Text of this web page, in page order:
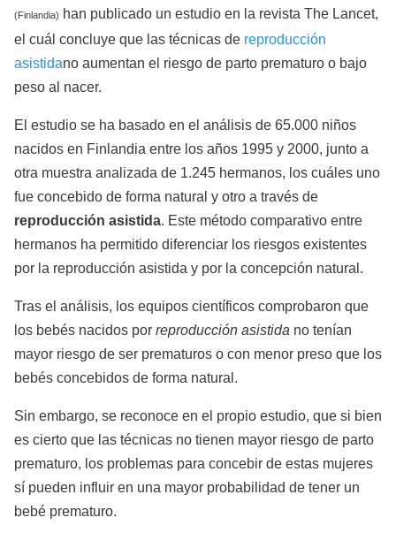
(Finlandia) han publicado un estudio en la revista The Lancet,
el cuál concluye que las técnicas de reproducción
asistidano aumentan el riesgo de parto prematuro o bajo
peso al nacer.
El estudio se ha basado en el análisis de 65.000 niños
nacidos en Finlandia entre los años 1995 y 2000, junto a
otra muestra analizada de 1.245 hermanos, los cuáles uno
fue concebido de forma natural y otro a través de
reproducción asistida. Este método comparativo entre
hermanos ha permitido diferenciar los riesgos existentes
por la reproducción asistida y por la concepción natural.
Tras el análisis, los equipos científicos comprobaron que
los bebés nacidos por reproducción asistida no tenían
mayor riesgo de ser prematuros o con menor preso que los
bebés concebidos de forma natural.
Sin embargo, se reconoce en el propio estudio, que si bien
es cierto que las técnicas no tienen mayor riesgo de parto
prematuro, los problemas para concebir de estas mujeres
sí pueden influir en una mayor probabilidad de tener un
bebé prematuro.